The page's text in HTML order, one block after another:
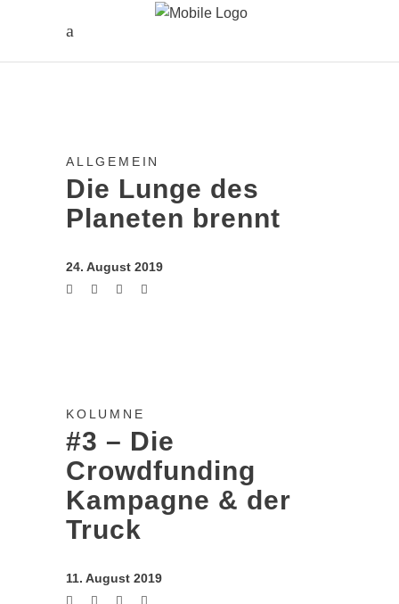
ALLGEMEIN
Die Lunge des
Planeten brennt
24. August 2019
KOLUMNE
#3 – Die
Crowdfunding
Kampagne & der
Truck
11. August 2019